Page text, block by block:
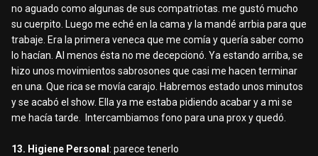
no aguado como algunas de sus compatriotas. me gustó mucho
su cuerpito. Luego me eché en la cama y la mandé arrbia para que
trabaje. Era la primera veneca que me comía y quería saber como
lo hacían. Al menos ésta no me decepcionó. Ya estando arriba, se
hizo unos movimientos sabrosones que casi me hacen terminar
en una. Que rica se movía carajo. Habremos estado unos minutos
y se acabó el show. Ella ya me estaba pidiendo acabar y a mi se
me hacía tarde. Intercambiamos fono para una prox y quedó.
13. Higiene Personal : parece tenerlo